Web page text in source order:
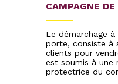
CAMPAGNE
Le démarchage
porte, consiste à
clients pour
est soumis à une
protectrice du